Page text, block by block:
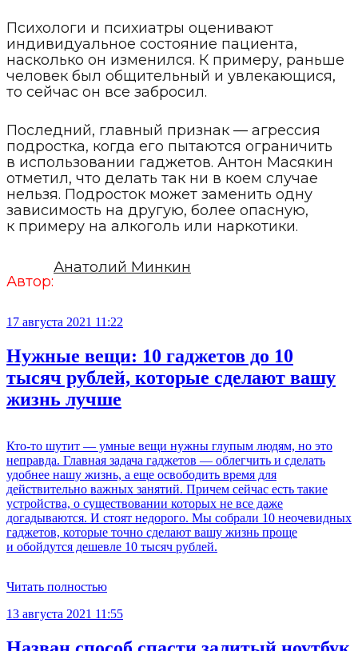
Психологи и психиатры оценивают
индивидуальное состояние пациента,
насколько он изменился. К примеру, раньше
человек был общительный и увлекающися,
то сейчас он все забросил.
Последний, главный признак — агрессия
подростка, когда его пытаются ограничить
в использовании гаджетов. Антон Масякин
отметил, что делать так ни в коем случае
нельзя. Подросток может заменить одну
зависимость на другую, более опасную,
к примеру на алкоголь или наркотики.
Автор:
Анатолий Минкин
17 августа 2021 11:22
Нужные вещи: 10 гаджетов до 10
тысяч рублей, которые сделают вашу
жизнь лучше
Кто-то шутит — умные вещи нужны глупым людям, но это
неправда. Главная задача гаджетов — облегчить и сделать
удобнее нашу жизнь, а еще освободить время для
действительно важных занятий. Причем сейчас есть такие
устройства, о существовании которых не все даже
догадываются. И стоят недорого. Мы собрали 10 неочевидных
гаджетов, которые точно сделают вашу жизнь проще
и обойдутся дешевле 10 тысяч рублей.
Читать полностью
13 августа 2021 11:55